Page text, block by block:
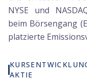
NYSE und
beim Börsengang
platzierte
AKTIE